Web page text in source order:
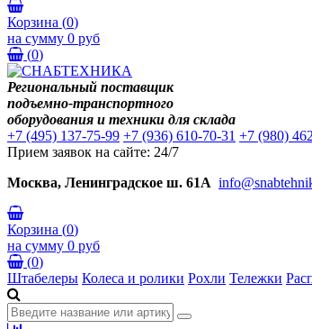
Корзина (0)
на сумму 0 руб
(0)
Региональный поставщик
подъемно-транспортного
оборудования и техники для склада
+7 (495) 137-75-99 +7 (936) 610-70-31 +7 (980)
Прием заявок на сайте: 24/7
Москва, Ленинградское ш. 61А
Корзина (0)
на сумму 0 руб
(0)
Штабелеры Колеса и ролики Рохли Тележки